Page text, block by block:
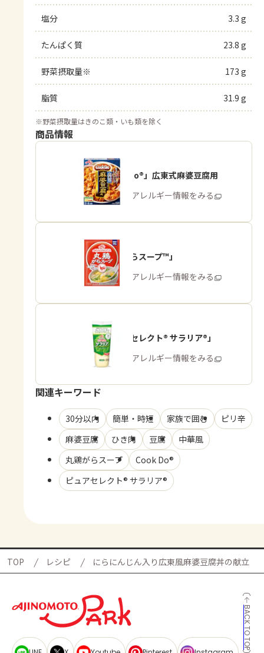
塩分 3.3 g
たんぱく質 23.8 g
野菜摂取量※ 173 g
脂質 31.9 g
※野菜摂取量はきのこ類・いも類を除く
商品情報
「Cook Do®」広東式麻婆豆腐用
商品・アレルギー情報をみる
「丸鶏がらスープ™」
商品・アレルギー情報をみる
「ピュアセレクト® サラリア®」
商品・アレルギー情報をみる
関連キーワード
30分以内 簡単・時短 家族で囲む
ピリ辛
麻婆豆腐
ひき肉 豆腐
中華風
丸鶏がらスープ
Cook Do®
ピュアセレクト® サラリア®
TOP レシピ にらにんじん入り広東風麻婆豆腐丼の献立
BACK TO TOP